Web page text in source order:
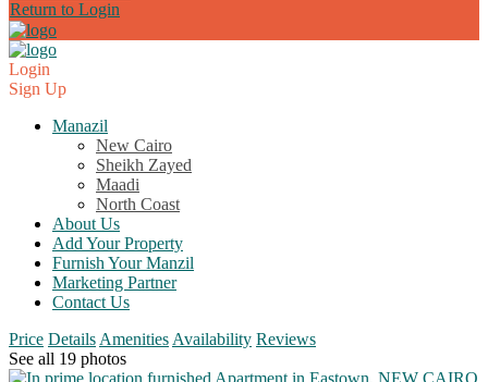
Return to Login
Login
Sign Up
Manazil
New Cairo
Sheikh Zayed
Maadi
North Coast
About Us
Add Your Property
Furnish Your Manzil
Marketing Partner
Contact Us
Price Details Amenities Availability Reviews
See all 19 photos